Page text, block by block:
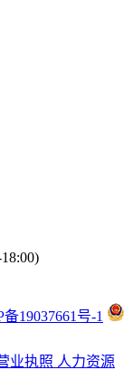
19037661号-1
业执照 人力资源